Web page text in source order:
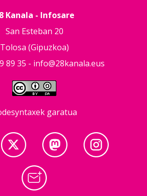
Kanala - Infosare
San Esteban 20
Tolosa (Gipuzkoa)
89 35 - info@28kanala.eus
garatua